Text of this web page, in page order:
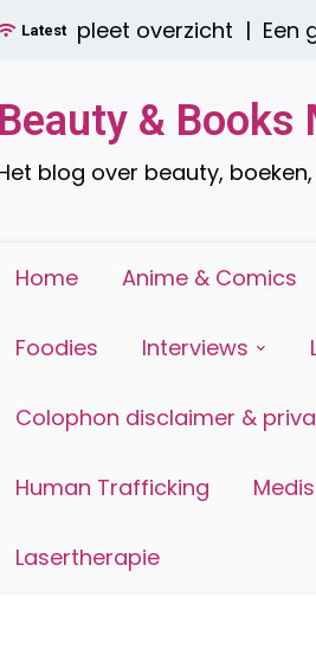
Latestoverzicht |Een gezond
Beauty & Books
blog over beauty,
Home Anime & Comics
Foodies Interviews
Colophon disclaimer &
Human Trafficking
Lasertherapie